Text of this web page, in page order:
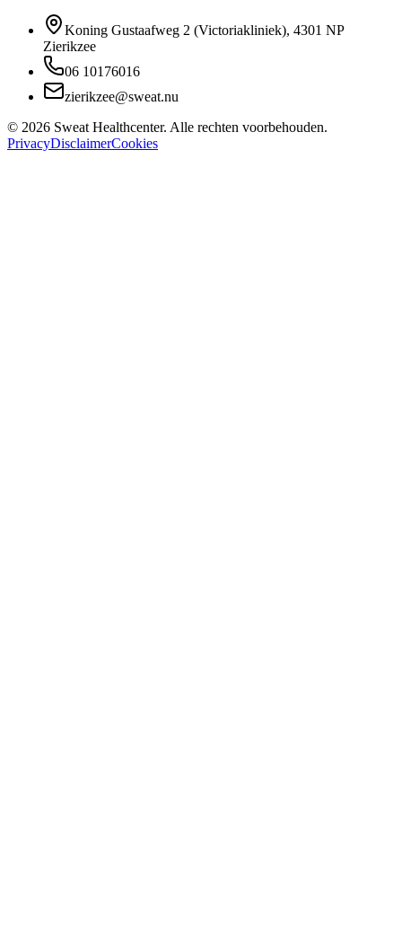
Koning Gustaafweg 2 (Victoriakliniek), 4301 NP
Zierikzee
06 10176016
zierikzee@sweat.nu
© 2026 Sweat Healthcenter. Alle rechten voorbehouden.
PrivacyDisclaimerCookies